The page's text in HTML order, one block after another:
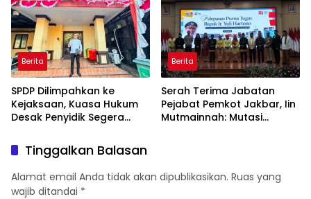
Warga Binaan
Berita
SPDP Dilimpahkan ke
Kejaksaan, Kuasa Hukum
Desak Penyidik Segera
Pengeroyokan
Berita
Serah Terima Jabatan
Pejabat Pemkot Jakbar, Iin
Mutmainnah: Mutasi
Tinggalkan Balasan
Alamat email Anda tidak akan dipublikasikan. Ruas yang
wajib ditandai *